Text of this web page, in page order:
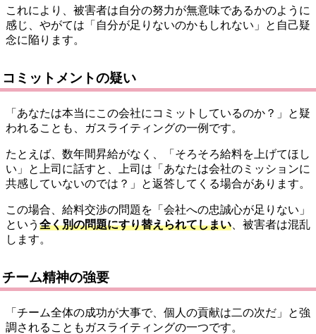
これにより、被害者は自分の努力が無意味であるかのように
感じ、やがては「自分が足りないのかもしれない」と自己疑
念に陥ります。
コミットメントの疑い
「あなたは本当にこの会社にコミットしているのか？」と疑
われることも、ガスライティングの一例です。
たとえば、数年間昇給がなく、「そろそろ給料を上げてほし
い」と上司に話すと、上司は「あなたは会社のミッションに
共感していないのでは？」と返答してくる場合があります。
この場合、給料交渉の問題を「会社への忠誠心が足りない」
という 全く別の問題にすり替えられてしまい 、被害者は混乱
します。
チーム精神の強要
「チーム全体の成功が大事で、個人の貢献は二の次だ」と強
調されることもガスライティングの一つです。